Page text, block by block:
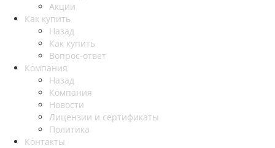
Акции
Как купить
Назад
Как купить
Вопрос-ответ
Компания
Назад
Компания
Новости
Лицензии и сертификаты
Политика
Контакты